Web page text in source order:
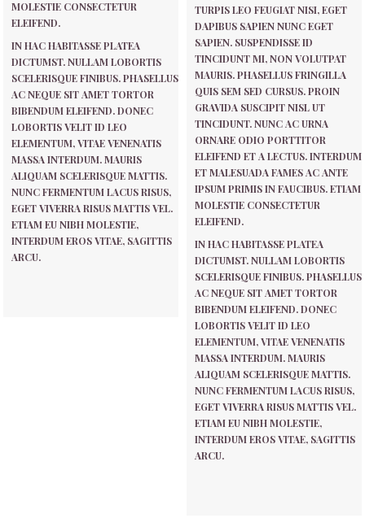
MOLESTIE CONSECTETUR
ELEIFEND.
IN HAC HABITASSE PLATEA
DICTUMST. NULLAM LOBORTIS
SCELERISQUE FINIBUS. PHASELLUS
AC NEQUE SIT AMET TORTOR
BIBENDUM ELEIFEND. DONEC
LOBORTIS VELIT ID LEO
ELEMENTUM, VITAE VENENATIS
MASSA INTERDUM. MAURIS
ALIQUAM SCELERISQUE MATTIS.
NUNC FERMENTUM LACUS RISUS,
EGET VIVERRA RISUS MATTIS VEL.
ETIAM EU NIBH MOLESTIE,
INTERDUM EROS VITAE, SAGITTIS
ARCU.
TURPIS LEO FEUGIAT NISI, EGET
DAPIBUS SAPIEN NUNC EGET
SAPIEN. SUSPENDISSE ID
TINCIDUNT MI, NON VOLUTPAT
MAURIS. PHASELLUS FRINGILLA
QUIS SEM SED CURSUS. PROIN
GRAVIDA SUSCIPIT NISL UT
TINCIDUNT. NUNC AC URNA
ORNARE ODIO PORTTITOR
ELEIFEND ET A LECTUS. INTERDUM
ET MALESUADA FAMES AC ANTE
IPSUM PRIMIS IN FAUCIBUS. ETIAM
MOLESTIE CONSECTETUR
ELEIFEND.
IN HAC HABITASSE PLATEA
DICTUMST. NULLAM LOBORTIS
SCELERISQUE FINIBUS. PHASELLUS
AC NEQUE SIT AMET TORTOR
BIBENDUM ELEIFEND. DONEC
LOBORTIS VELIT ID LEO
ELEMENTUM, VITAE VENENATIS
MASSA INTERDUM. MAURIS
ALIQUAM SCELERISQUE MATTIS.
NUNC FERMENTUM LACUS RISUS,
EGET VIVERRA RISUS MATTIS VEL.
ETIAM EU NIBH MOLESTIE,
INTERDUM EROS VITAE, SAGITTIS
ARCU.